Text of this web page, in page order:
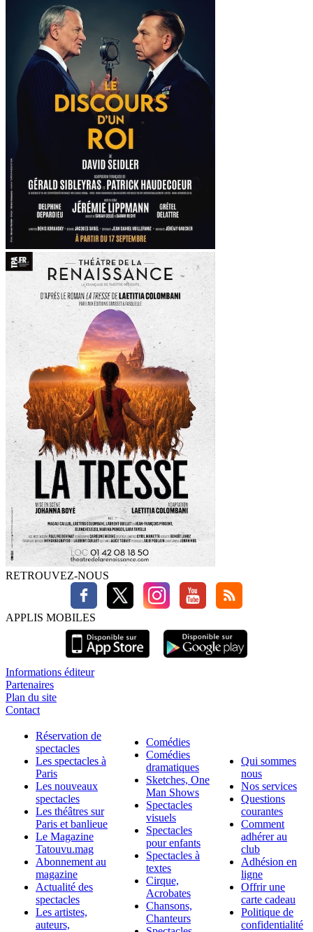
RETROUVEZ-NOUS
APPLIS MOBILES
Informations éditeur
Partenaires
Plan du site
Contact
Réservation de
spectacles
Les spectacles à
Paris
Les nouveaux
spectacles
Les théâtres sur
Paris et banlieue
Le Magazine
Tatouvu.mag
Abonnement au
magazine
Actualité des
spectacles
Les artistes,
auteurs,
Comédies
Comédies
dramatiques
Sketches, One
Man Shows
Spectacles
visuels
Spectacles
pour enfants
Spectacles à
textes
Cirque,
Acrobates
Chansons,
Chanteurs
Qui sommes
nous
Nos services
Questions
courantes
Comment
adhérer au
club
Adhésion en
ligne
Offrir une
carte cadeau
Politique de
confidentialité